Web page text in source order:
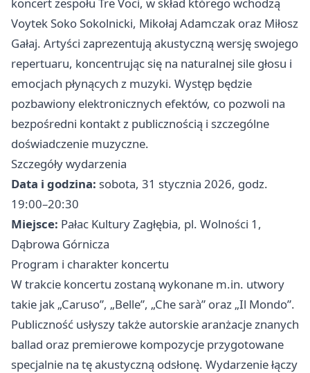
Voytek Soko Sokolnicki, Mikołaj Adamczak oraz Miłosz
Gałaj. Artyści zaprezentują akustyczną wersję swojego
repertuaru, koncentrując się na naturalnej sile głosu i
emocjach płynących z muzyki. Występ będzie
pozbawiony elektronicznych efektów, co pozwoli na
bezpośredni kontakt z publicznością i szczególne
doświadczenie muzyczne.
Szczegóły wydarzenia
Data i godzina: sobota, 31 stycznia 2026, godz.
19:00–20:30
Miejsce: Pałac Kultury Zagłębia, pl. Wolności 1,
Dąbrowa Górnicza
Program i charakter koncertu
W trakcie koncertu zostaną wykonane m.in. utwory
takie jak „Caruso”, „Belle”, „Che sarà” oraz „Il Mondo”.
Publiczność usłyszy także autorskie aranżacje znanych
ballad oraz premierowe kompozycje przygotowane
specjalnie na tę akustyczną odsłonę. Wydarzenie łączy